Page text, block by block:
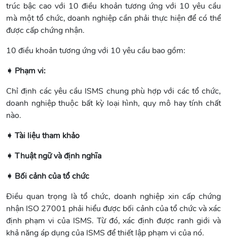
trúc bậc cao với 10 điều khoản tương ứng với 10 yêu cầu
mà một tổ chức, doanh nghiệp cần phải thực hiện để có thể
được cấp chứng nhận.
10 điều khoản tương ứng với 10 yêu cầu bao gồm:
➧ Phạm vi:
Chỉ định các yêu cầu ISMS chung phù hợp với các tổ chức,
doanh nghiệp thuộc bất kỳ loại hình, quy mô hay tính chất
nào.
➧ Tài liệu tham khảo
➧ Thuật ngữ và định nghĩa
➧ Bối cảnh của tổ chức
Điều quan trọng là tổ chức, doanh nghiệp xin cấp chứng
nhận ISO 27001 phải hiểu được bối cảnh của tổ chức và xác
định phạm vi của ISMS. Từ đó, xác định được ranh giới và
khả năng áp dụng của ISMS để thiết lập phạm vi của nó.